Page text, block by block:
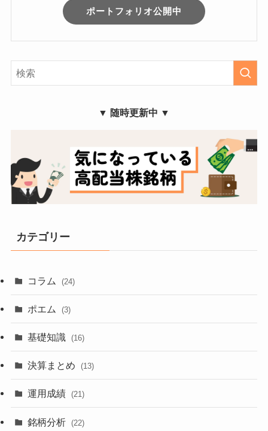
ポートフォリオ公開中
▼ 随時更新中 ▼
カテゴリー
コラム (24)
ポエム (3)
基礎知識 (16)
決算まとめ (13)
運用成績 (21)
銘柄分析 (22)